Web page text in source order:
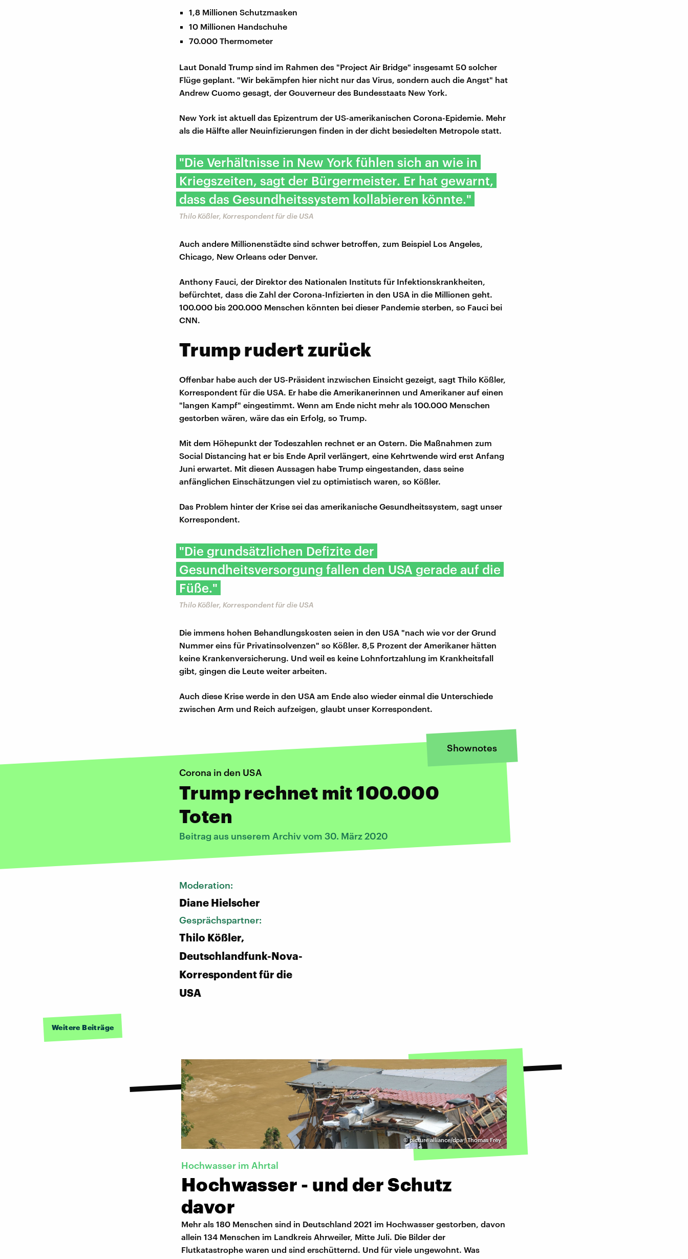
1,8 Millionen Schutzmasken
10 Millionen Handschuhe
70.000 Thermometer
Laut Donald Trump sind im Rahmen des "Project Air Bridge" insgesamt 50 solcher
Flüge geplant. "Wir bekämpfen hier nicht nur das Virus, sondern auch die Angst" hat
Andrew Cuomo gesagt, der Gouverneur des Bundesstaats New York.
New York ist aktuell das Epizentrum der US-amerikanischen Corona-Epidemie. Mehr
als die Hälfte aller Neuinfizierungen finden in der dicht besiedelten Metropole statt.
"Die Verhältnisse in New York fühlen sich an wie in
Kriegszeiten, sagt der Bürgermeister. Er hat gewarnt,
dass das Gesundheitssystem kollabieren könnte."
Thilo Kößler, Korrespondent für die USA
Auch andere Millionenstädte sind schwer betroffen, zum Beispiel Los Angeles,
Chicago, New Orleans oder Denver.
Anthony Fauci, der Direktor des Nationalen Instituts für Infektionskrankheiten,
befürchtet, dass die Zahl der Corona-Infizierten in den USA in die Millionen geht.
100.000 bis 200.000 Menschen könnten bei dieser Pandemie sterben, so Fauci bei
CNN.
Trump rudert zurück
Offenbar habe auch der US-Präsident inzwischen Einsicht gezeigt, sagt Thilo Kößler,
Korrespondent für die USA. Er habe die Amerikanerinnen und Amerikaner auf einen
"langen Kampf" eingestimmt. Wenn am Ende nicht mehr als 100.000 Menschen
gestorben wären, wäre das ein Erfolg, so Trump.
Mit dem Höhepunkt der Todeszahlen rechnet er an Ostern. Die Maßnahmen zum
Social Distancing hat er bis Ende April verlängert, eine Kehrtwende wird erst Anfang
Juni erwartet. Mit diesen Aussagen habe Trump eingestanden, dass seine
anfänglichen Einschätzungen viel zu optimistisch waren, so Kößler.
Das Problem hinter der Krise sei das amerikanische Gesundheitssystem, sagt unser
Korrespondent.
"Die grundsätzlichen Defizite der
Gesundheitsversorgung fallen den USA gerade auf die
Füße."
Thilo Kößler, Korrespondent für die USA
Die immens hohen Behandlungskosten seien in den USA "nach wie vor der Grund
Nummer eins für Privatinsolvenzen" so Kößler. 8,5 Prozent der Amerikaner hätten
keine Krankenversicherung. Und weil es keine Lohnfortzahlung im Krankheitsfall
gibt, gingen die Leute weiter arbeiten.
Auch diese Krise werde in den USA am Ende also wieder einmal die Unterschiede
zwischen Arm und Reich aufzeigen, glaubt unser Korrespondent.
Shownotes
Corona in den USA
Trump rechnet mit 100.000
Toten
Beitrag aus unserem Archiv vom 30. März 2020
Moderation:
Diane Hielscher
Gesprächspartner:
Thilo Kößler,
Deutschlandfunk-Nova-
Korrespondent für die
USA
Weitere Beiträge
©picture alliance/dpa | Thomas Frey
Hochwasser im Ahrtal
Hochwasser - und der Schutz
davor
Mehr als 180 Menschen sind in Deutschland 2021 im Hochwasser gestorben, davon
allein 134 Menschen im Landkreis Ahrweiler, Mitte Juli. Die Bilder der
Flutkatastrophe waren und sind erschütternd. Und für viele ungewohnt. Was